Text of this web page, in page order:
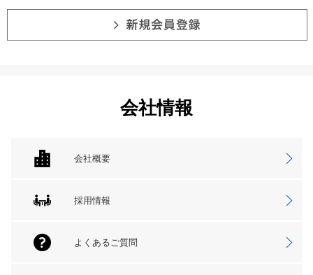
会社情報
会社概要
採用情報
よくあるご質問